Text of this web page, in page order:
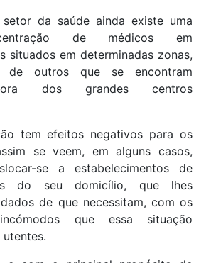
da saúde ainda existe uma
de médicos em
situados em determinadas zonas,
de outros que se encontram
dos grandes centros
tem efeitos negativos para os
se veem, em alguns casos,
se a estabelecimentos de
do seu domicílio, que lhes
de que necessitam, com os
que essa situação